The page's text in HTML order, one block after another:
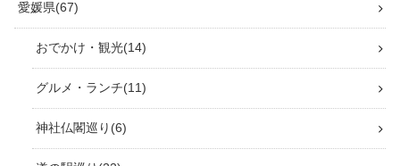
愛媛県 67
おでかけ・観光 14
グルメ・ランチ 11
神社仏閣巡り 6